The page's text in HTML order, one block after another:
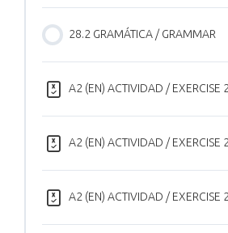
28.2 GRAMÁTICA / GRAMMAR
A2 (EN) ACTIVIDAD / EXERCISE
A2 (EN) ACTIVIDAD / EXERCISE
A2 (EN) ACTIVIDAD / EXERCISE